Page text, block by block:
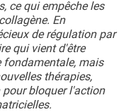
ce qui empêche les
En
de régulation par
qui vient d'être
fondamentale, mais
thérapies,
bloquer l'action